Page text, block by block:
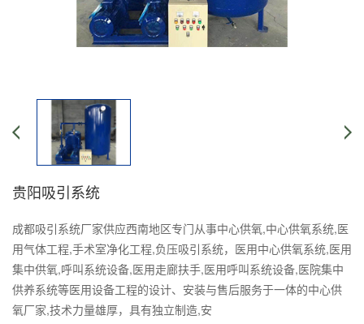
贵阳吸引系统
成都吸引系统厂家供应西南地区专门从事中心供氧,中心供氧系统,医
用气体工程,手术室净化工程,负压吸引系统，医用中心供氧系统,医用
集中供氧,呼叫系统设备,医用走廊扶手,医用呼叫系统设备,医院集中
供养系统等医用设备工程的设计、安装与售后服务于一体的中心供
氧厂家,技术力量雄厚，具有独立制造,安